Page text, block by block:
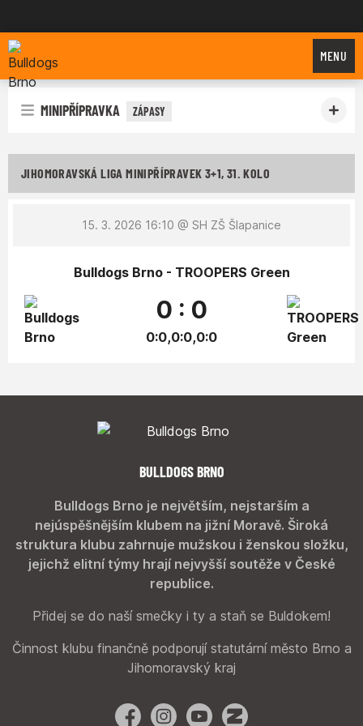
Bulldogs Brno
MENU
MINIPŘÍPRAVKA ZÁPASY
JIHOMORAVSKÁ LIGA MINIPŘÍPRAVEK 3+1, 31. KOLO
15. 3. 2026 16:10 @ SH ZŠ Šlapanice
Bulldogs Brno - TROOPERS Green
0 : 0
0:0,0:0,0:0
BULLDOGS BRNO
Bulldogs Brno je největším, nejstarším a
nejúspěšnějším klubem na jižní Moravě. Široká
struktura klubu zahrnuje mužskou i ženskou složku,
jejichž elitní týmy hrají nejvyšší soutěže v České
republice.
Přidej se do naší smečky i ty a staň se Buldokem!
Činnost klubu finančně podporují statutární město Brno a
Jihomoravský kraj